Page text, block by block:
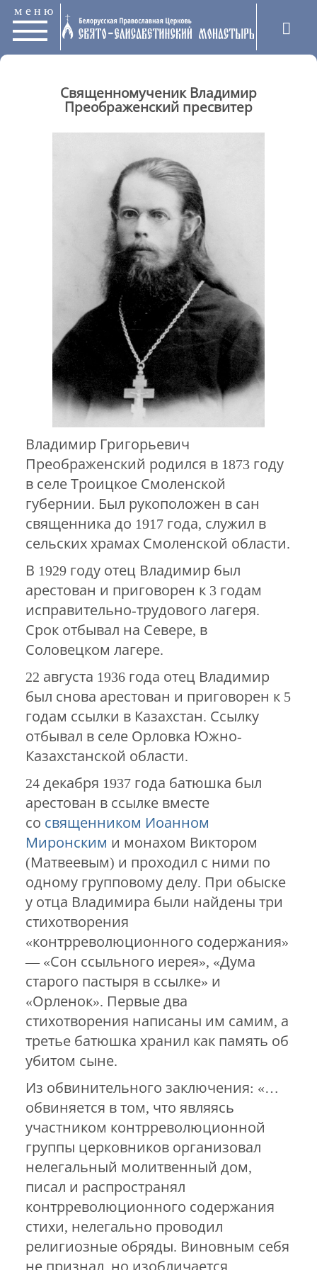
меню
Священномученик Владимир
Преображенский пресвитер
Владимир Григорьевич
Преображенский родился в 1873 году
в селе Троицкое Смоленской
губернии. Был рукоположен в сан
священника до 1917 года, служил в
сельских храмах Смоленской области.
В 1929 году отец Владимир был
арестован и приговорен к 3 годам
исправительно-трудового лагеря.
Срок отбывал на Севере, в
Соловецком лагере.
22 августа 1936 года отец Владимир
был снова арестован и приговорен к 5
годам ссылки в Казахстан. Ссылку
отбывал в селе Орловка Южно-
Казахстанской области.
24 декабря 1937 года батюшка был
арестован в ссылке вместе
со священником Иоанном
Миронским и монахом Виктором
(Матвеевым) и проходил с ними по
одному групповому делу. При обыске
у отца Владимира были найдены три
стихотворения
«контрреволюционного содержания»
— «Сон ссыльного иерея», «Дума
старого пастыря в ссылке» и
«Орленок». Первые два
стихотворения написаны им самим, а
третье батюшка хранил как память об
убитом сыне.
Из обвинительного заключения: «…
обвиняется в том, что являясь
участником контрреволюционной
группы церковников организовал
нелегальный молитвенный дом,
писал и распространял
контрреволюционного содержания
стихи, нелегально проводил
религиозные обряды. Виновным себя
не признал, но изобличается